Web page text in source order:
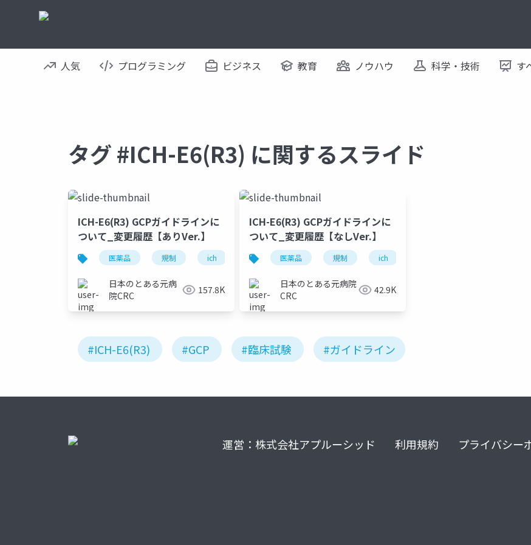
人気 プログラミング ビジネス 教育 ノウハウ 科学・技術 す
タグ #ICH-E6(R3) に関するスライド
ICH-E6(R3) GCPガイドラインに
ついて_変更履歴【ありVer.】
医薬品 規制 ich gcp 臨床試験 ガイドライン
日本のとある元病
院CRC
157.8K
ICH-E6(R3) GCPガイドラインに
ついて_変更履歴【なしVer.】
医薬品 規制 ich
日本のとある元病院
CRC
42.9K
#ICH-E6(R3) #GCP #臨床試験 #ガイドライン
運営：株式会社アプルーシッド 利用規約 プライバシー